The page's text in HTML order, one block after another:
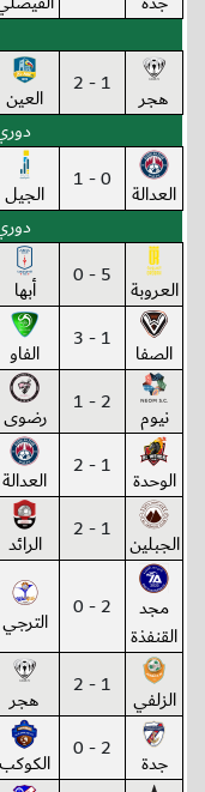
هجر 1 - 2 العين
العدالة 0 - 1 الجيل
العروبة 5 - 0 أبها
الصفا 1 - 3 الفاو
نيوم 2 - 1 رضوى
الوحدة 1 - 2 العدالة
الجبلين 1 - 2 الرائد
مجد
القنفذة
2 - 0 الترجي
الزلفي 1 - 2 هجر
جدة 2 - 0 الكوكب